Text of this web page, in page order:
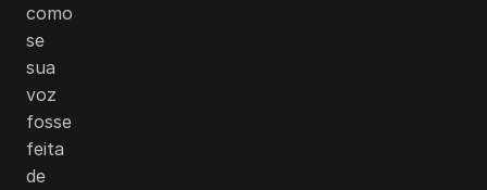
como
se
sua
voz
fosse
feita
de